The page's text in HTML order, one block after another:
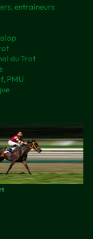
entraineurs
du Trot
PMU